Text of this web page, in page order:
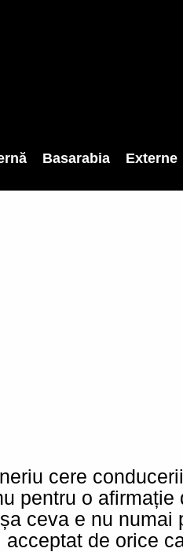
Basarabia Externe
cere
pentru o
ceva e nu numai
acceptat de orice